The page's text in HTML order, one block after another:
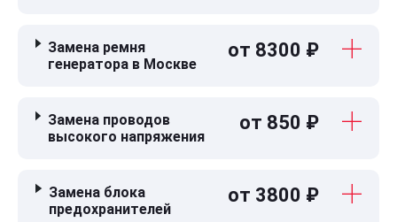
Замена ремня
генератора в Москве
от 8300 ₽
Замена проводов
высокого напряжения
от 850 ₽
Замена блока
предохранителей
от 3800 ₽